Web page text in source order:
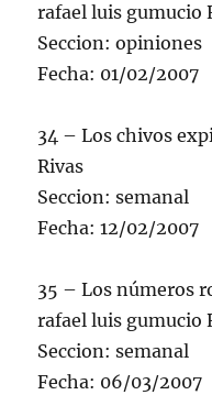
rafael luis gumucio
Seccion: opiniones
Fecha: 01/02/2007
34 – Los chivos
Rivas
Seccion: semanal
Fecha: 12/02/2007
35 – Los números
rafael luis gumucio
Seccion: semanal
Fecha: 06/03/2007